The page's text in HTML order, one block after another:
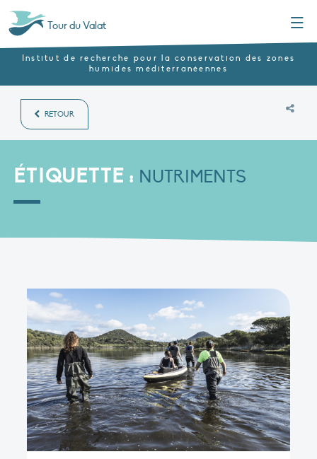
Tour du Valat
Institut de recherche pour la conservation des zones
humides méditerranéennes
RETOUR
ÉTIQUETTE : NUTRIMENTS